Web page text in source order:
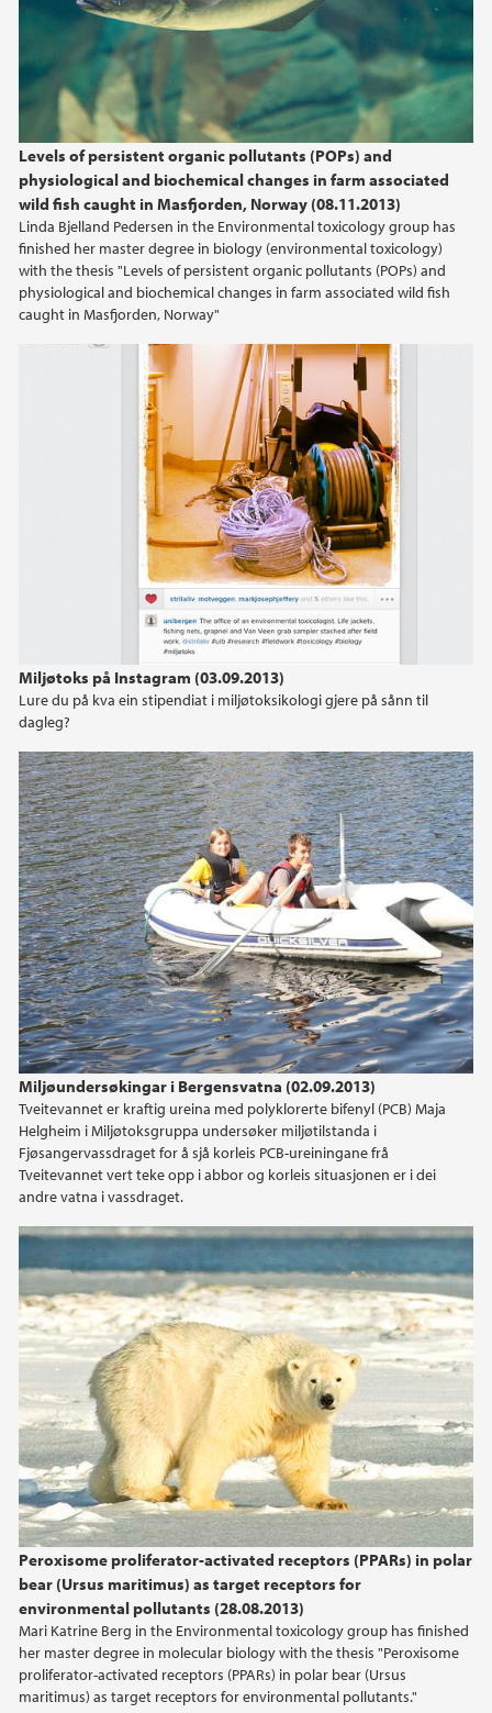
Levels of persistent organic pollutants (POPs) and
physiological and biochemical changes in farm associated
wild fish caught in Masfjorden, Norway (08.11.2013)
Linda Bjelland Pedersen in the Environmental toxicology group has
finished her master degree in biology (environmental toxicology)
with the thesis "Levels of persistent organic pollutants (POPs) and
physiological and biochemical changes in farm associated wild fish
caught in Masfjorden, Norway"
Miljøtoks på Instagram (03.09.2013)
Lure du på kva ein stipendiat i miljøtoksikologi gjere på sånn til
dagleg?
Miljøundersøkingar i Bergensvatna (02.09.2013)
Tveitevannet er kraftig ureina med polyklorerte bifenyl (PCB) Maja
Helgheim i Miljøtoksgruppa undersøker miljøtilstanda i
Fjøsangervassdraget for å sjå korleis PCB-ureiningane frå
Tveitevannet vert teke opp i abbor og korleis situasjonen er i dei
andre vatna i vassdraget.
Peroxisome proliferator-activated receptors (PPARs) in polar
bear (Ursus maritimus) as target receptors for
environmental pollutants (28.08.2013)
Mari Katrine Berg in the Environmental toxicology group has finished
her master degree in molecular biology with the thesis "Peroxisome
proliferator-activated receptors (PPARs) in polar bear (Ursus
maritimus) as target receptors for environmental pollutants."